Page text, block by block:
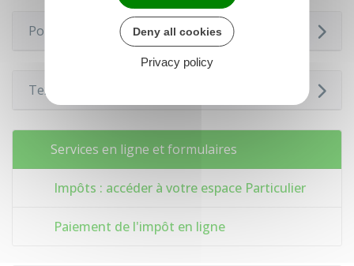
Pour en savoir plus
Textes de référence
Services en ligne et formulaires
Impôts : accéder à votre espace Particulier
Paiement de l'impôt en ligne
Deny all cookies
Privacy policy